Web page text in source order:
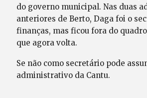
do governo municipal. Nas duas
anteriores de Berto, Daga foi o
finanças, mas ficou fora do
que agora volta.
Se não como secretário pode
administrativo da Cantu.